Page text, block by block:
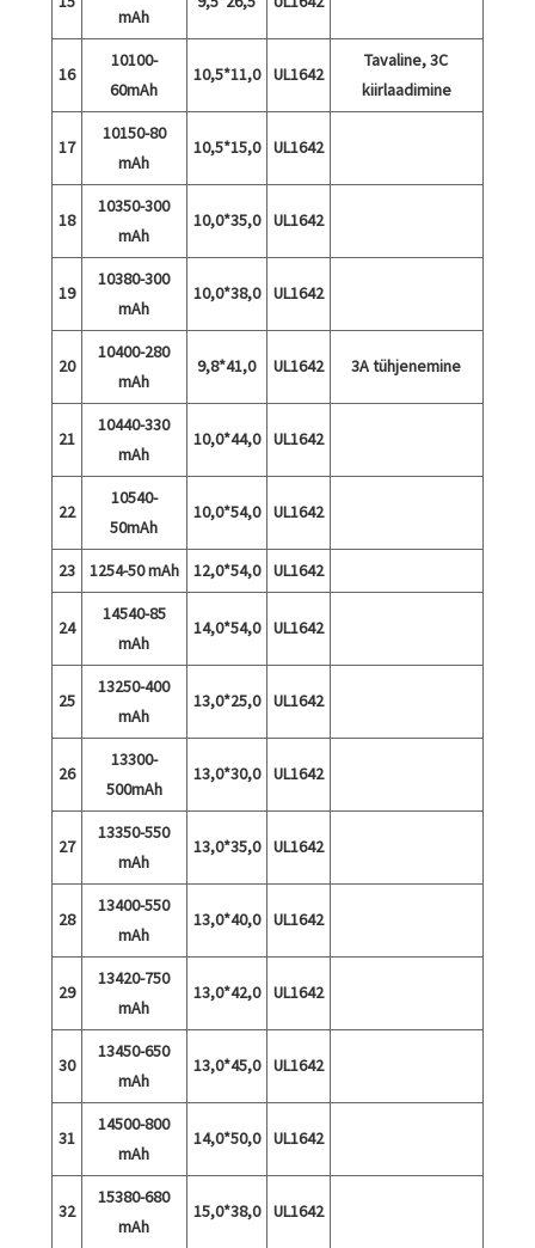
mAh
16
10100-
60mAh
10,5*11,0 UL1642
Tavaline, 3C
kiirlaadimine
17
10150-80
mAh
10,5*15,0 UL1642
18
10350-300
mAh
10,0*35,0 UL1642
19
10380-300
mAh
10,0*38,0 UL1642
20
10400-280
mAh
9,8*41,0 UL1642 3A tühjenemine
21
10440-330
mAh
10,0*44,0 UL1642
22
10540-
50mAh
10,0*54,0 UL1642
23 1254-50 mAh 12,0*54,0 UL1642
24
14540-85
mAh
14,0*54,0 UL1642
25
13250-400
mAh
13,0*25,0 UL1642
26
13300-
500mAh
13,0*30,0 UL1642
27
13350-550
mAh
13,0*35,0 UL1642
28
13400-550
mAh
13,0*40,0 UL1642
29
13420-750
mAh
13,0*42,0 UL1642
30
13450-650
mAh
13,0*45,0 UL1642
31
14500-800
mAh
14,0*50,0 UL1642
32
15380-680
mAh
15,0*38,0 UL1642